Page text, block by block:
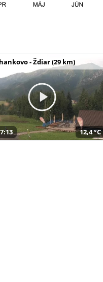
- Ždiar (29 km)
12,4 °C